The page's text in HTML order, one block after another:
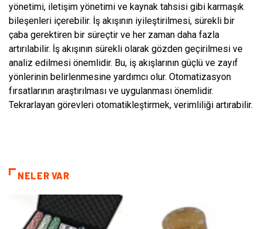
yönetimi, iletişim yönetimi ve kaynak tahsisi gibi karmaşık
bileşenleri içerebilir. İş akışının iyileştirilmesi, sürekli bir
çaba gerektiren bir süreçtir ve her zaman daha fazla
artırılabilir. İş akışının sürekli olarak gözden geçirilmesi ve
analiz edilmesi önemlidir. Bu, iş akışlarının güçlü ve zayıf
yönlerinin belirlenmesine yardımcı olur. Otomatizasyon
fırsatlarının araştırılması ve uygulanması önemlidir.
Tekrarlayan görevleri otomatikleştirmek, verimliliği artırabilir.
NELER VAR